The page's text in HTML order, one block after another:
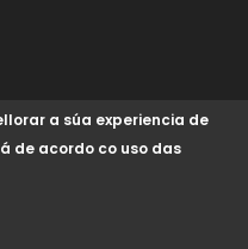
a súa experiencia de
de acordo co uso das